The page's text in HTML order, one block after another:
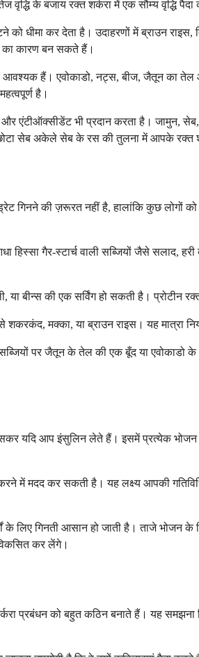
के बजाय रक्त शर्करा में एक सौम्य वृद्धि पैदा
को धीमा कर देता है। उदाहरणों में ब्राउन
का कारण बन सकते हैं।
हैं। एवोकाडो, नट्स, बीज, जैतून का
है।
एंटीऑक्सीडेंट भी प्रदान करता है। जामुन,
सेब अकेले सेब के रस की तुलना में आपके रक्त
गिनने की ज़रूरत नहीं है, हालांकि कुछ
गैर-स्टार्च वाली सब्जियों जैसे सलाद, हरी
या बीन्स की एक सर्विंग हो सकती है।
शकरकंद, मक्का, या ब्राउन राइस। यह
पर जैतून के तेल की एक बूँद या
यदि आप इंसुलिन लेते हैं। इसमें प्रत्येक
में मदद कर सकती है। यह लक्ष्य आपकी
के लिए गिनती आसान हो जाती है। ताजे
कर लेंगे।
प्रबंधन को बहुत कठिन बनाते हैं। यह समझना